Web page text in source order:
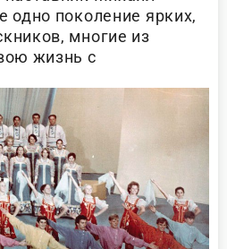
одно поколение ярких,
многие из
жизнь с